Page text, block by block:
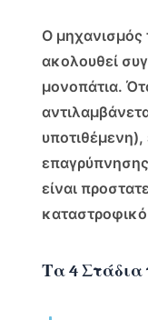
Ο μηχανισμός
ακολουθεί
μονοπάτια.
υποτιθέμενη),
είναι
Τα 4 Στάδια